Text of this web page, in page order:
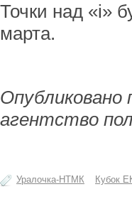
Точки над «i»
марта.
агентство
Уралочка-НТМК Кубок